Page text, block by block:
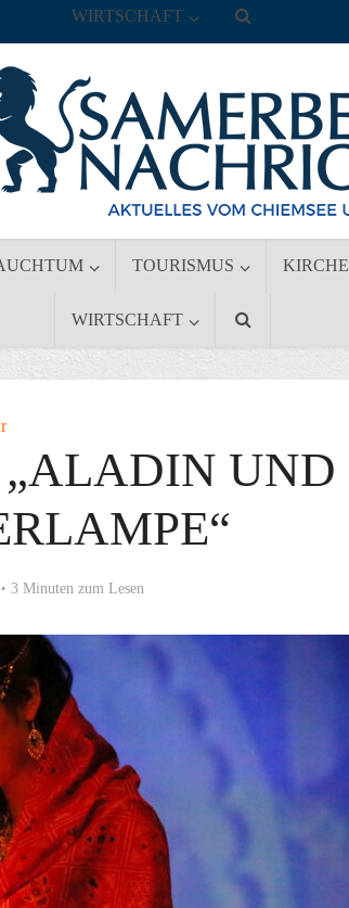
TOURISMUS KIRCHE
WIRTSCHAFT
WIRTSCHAFT
UND
3 Minuten zum Lesen